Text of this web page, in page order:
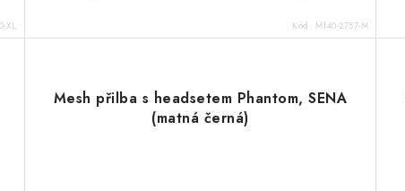
XL Kód: M140-2757-M
Mesh přilba s headsetem Phantom, SENA
(matná černá)